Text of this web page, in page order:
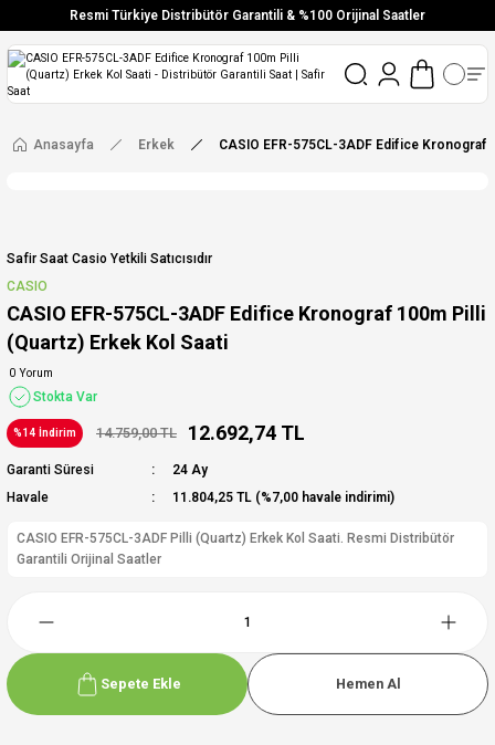
Resmi Türkiye Distribütör Garantili & %100 Orijinal Saatler
Vade Farksız 6 Taksit
Aynı Gün Stoktan Gönderim
Ücretsiz Kargo
Anasayfa Erkek CASIO EFR-575CL-3ADF Edifice Kronograf
Safir Saat Casio Yetkili Satıcısıdır
CASIO
CASIO EFR-575CL-3ADF Edifice Kronograf 100m Pilli
(Quartz) Erkek Kol Saati
0 Yorum
Stokta Var
%14 İndirim 14.759,00 TL 12.692,74 TL
Garanti Süresi
24 Ay
Havale
11.804,25 TL (%7,00 havale indirimi)
CASIO EFR-575CL-3ADF Pilli (Quartz) Erkek Kol Saati. Resmi Distribütör
Garantili Orijinal Saatler
Sepete Ekle Hemen Al